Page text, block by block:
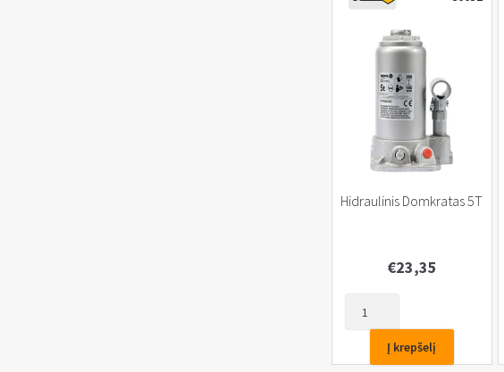
Hidraulinis Domkratas 5T
€23,35
Hidraulinis
Domkratas
Į krepšelį